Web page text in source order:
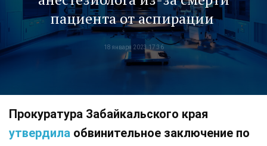
пациента от аспирации
18 января 2023 17:36
Прокуратура Забайкальского края
утвердила обвинительное заключение по